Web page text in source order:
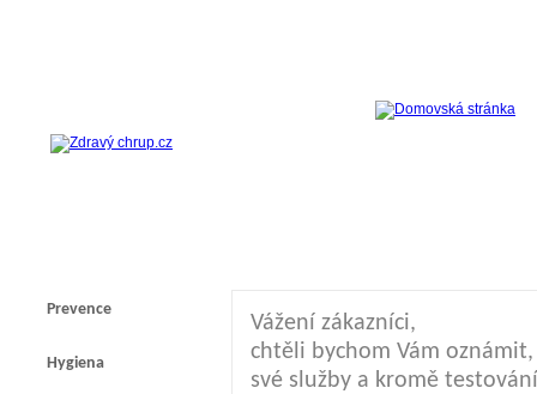
Prevence
Hygiena
Vážení zákazníci,
chtěli bychom Vám
své služby a kromě